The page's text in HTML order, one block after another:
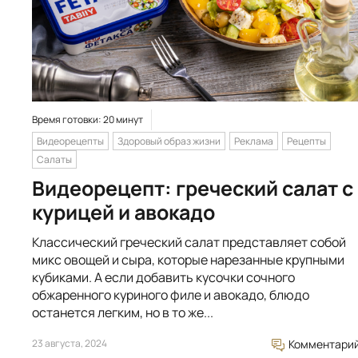
Время готовки: 20 минут
Видеорецепты
Здоровый образ жизни Реклама
Рецепты
Салаты
Видеорецепт: греческий салат с
курицей и авокадо
Классический греческий салат представляет собой
микс овощей и сыра, которые нарезанные крупными
кубиками. А если добавить кусочки сочного
обжаренного куриного филе и авокадо, блюдо
останется легким, но в то же...
23 августа, 2024